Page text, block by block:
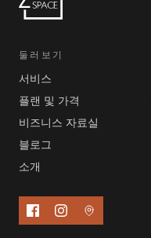
둘러보기
서비스
플랜 및 가격
비즈니스 자료실
블로그
소개